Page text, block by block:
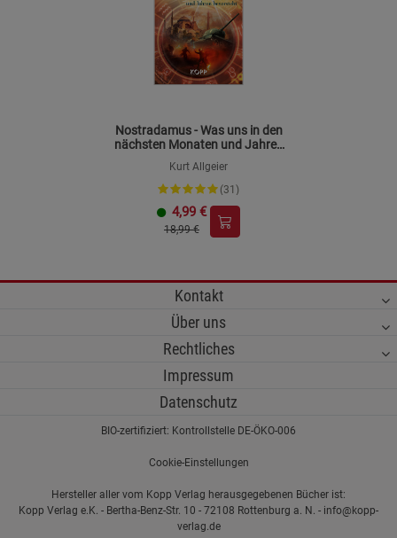
Nostradamus - Was uns in den
nächsten Monaten und Jahren
Kurt Allgeier
(31)
4,99 €
18,99 €
Kontakt
Über uns
Rechtliches
Impressum
Datenschutz
BIO-zertifiziert: Kontrollstelle DE-ÖKO-006
Cookie-Einstellungen
Hersteller aller vom Kopp Verlag herausgegebenen Bücher ist:
Kopp Verlag e.K. - Bertha-Benz-Str. 10 - 72108 Rottenburg a. N. - info@kopp-
verlag.de